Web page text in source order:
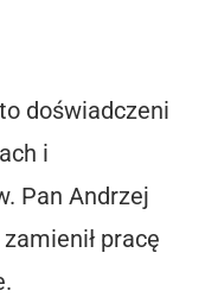
doświadczeni
i
Pan Andrzej
pracę